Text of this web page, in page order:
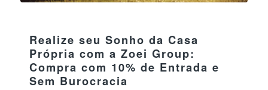
Realize seu Sonho da Casa
Própria com a Zoei Group:
Compra com 10% de Entrada e
Sem Burocracia